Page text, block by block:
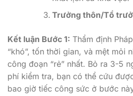
Trưởng thôn/Tổ
Kết luận Bước 1: Thẩm định
“khó”, tốn thời gian, và mệt mỏi
công đoạn “rẻ” nhất. Bỏ ra 3-5
phí kiểm tra, bạn có thể cứu
bao giờ tiếc công sức ở bước